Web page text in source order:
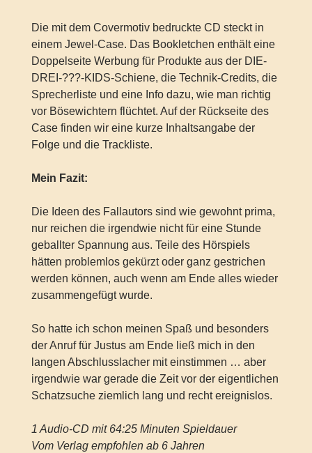
Die mit dem Covermotiv bedruckte CD steckt in
einem Jewel-Case. Das Bookletchen enthält eine
Doppelseite Werbung für Produkte aus der DIE-
DREI-???-KIDS-Schiene, die Technik-Credits, die
Sprecherliste und eine Info dazu, wie man richtig
vor Bösewichtern flüchtet. Auf der Rückseite des
Case finden wir eine kurze Inhaltsangabe der
Folge und die Trackliste.
Mein Fazit:
Die Ideen des Fallautors sind wie gewohnt prima,
nur reichen die irgendwie nicht für eine Stunde
geballter Spannung aus. Teile des Hörspiels
hätten problemlos gekürzt oder ganz gestrichen
werden können, auch wenn am Ende alles wieder
zusammengefügt wurde.
So hatte ich schon meinen Spaß und besonders
der Anruf für Justus am Ende ließ mich in den
langen Abschlusslacher mit einstimmen … aber
irgendwie war gerade die Zeit vor der eigentlichen
Schatzsuche ziemlich lang und recht ereignislos.
1 Audio-CD mit 64:25 Minuten Spieldauer
Vom Verlag empfohlen ab 6 Jahren